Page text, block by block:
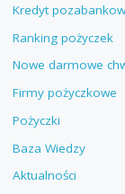
Kredyt
Ranking pożyczek
Nowe darmowe
Firmy pożyczkowe
Pożyczki
Baza Wiedzy
Aktualności